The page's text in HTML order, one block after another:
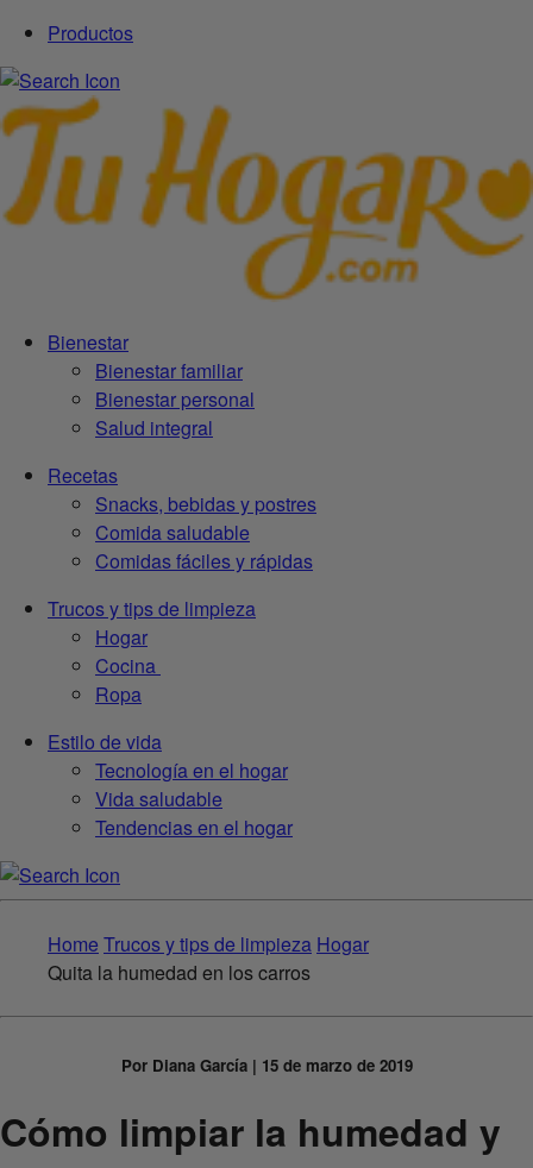
Productos
Bienestar
Bienestar familiar
Bienestar personal
Salud integral
Recetas
Snacks, bebidas y postres
Comida saludable
Comidas fáciles y rápidas
Trucos y tips de limpieza
Hogar
Cocina
Ropa
Estilo de vida
Tecnología en el hogar
Vida saludable
Tendencias en el hogar
Home Trucos y tips de limpieza Hogar
Quita la humedad en los carros
Por Diana García | 15 de marzo de 2019
Cómo limpiar la humedad y